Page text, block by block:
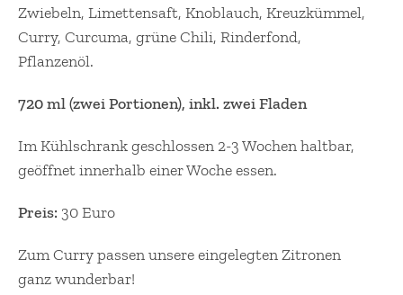
Zwiebeln, Limettensaft, Knoblauch, Kreuzkümmel,
Curry, Curcuma, grüne Chili, Rinderfond,
Pflanzenöl.
720 ml (zwei Portionen), inkl. zwei Fladen
Im Kühlschrank geschlossen 2-3 Wochen haltbar,
geöffnet innerhalb einer Woche essen.
Preis: 30 Euro
Zum Curry passen unsere eingelegten Zitronen
ganz wunderbar!